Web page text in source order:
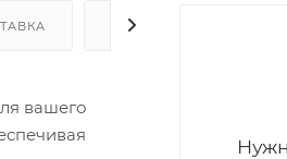
ГАРАНТИЯ И СЕРВИС
вашего